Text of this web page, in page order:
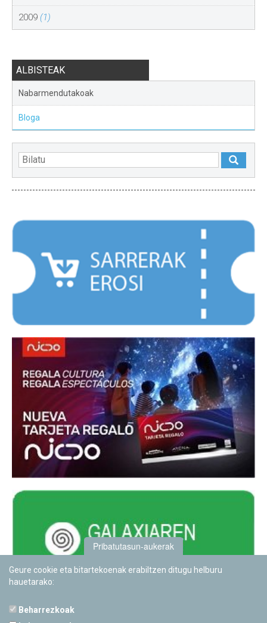
2009 (1)
ALBISTEAK
Nabarmendutakoak
Bloga
Pribatutasun-aukerak
Geure cookie eta bitartekoenak erabiltzen ditugu helburu
hauetarako:
Beharrezkoak